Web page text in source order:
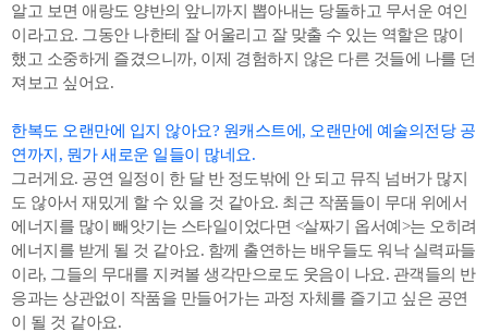
알고 보면 애랑도 양반의 앞니까지 뽑아내는 당돌하고 무서운 여인
이라고요. 그동안 나한테 잘 어울리고 잘 맞출 수 있는 역할은 많이
했고 소중하게 즐겼으니까, 이제 경험하지 않은 다른 것들에 나를 던
져보고 싶어요.
한복도 오랜만에 입지 않아요? 원캐스트에, 오랜만에 예술의전당 공
연까지, 뭔가 새로운 일들이 많네요.
그러게요. 공연 일정이 한 달 반 정도밖에 안 되고 뮤직 넘버가 많지
도 않아서 재밌게 할 수 있을 것 같아요. 최근 작품들이 무대 위에서
에너지를 많이 빼앗기는 스타일이었다면 <살짜기 옵서예>는 오히려
에너지를 받게 될 것 같아요. 함께 출연하는 배우들도 워낙 실력파들
이라, 그들의 무대를 지켜볼 생각만으로도 웃음이 나요. 관객들의 반
응과는 상관없이 작품을 만들어가는 과정 자체를 즐기고 싶은 공연
이 될 것 같아요.